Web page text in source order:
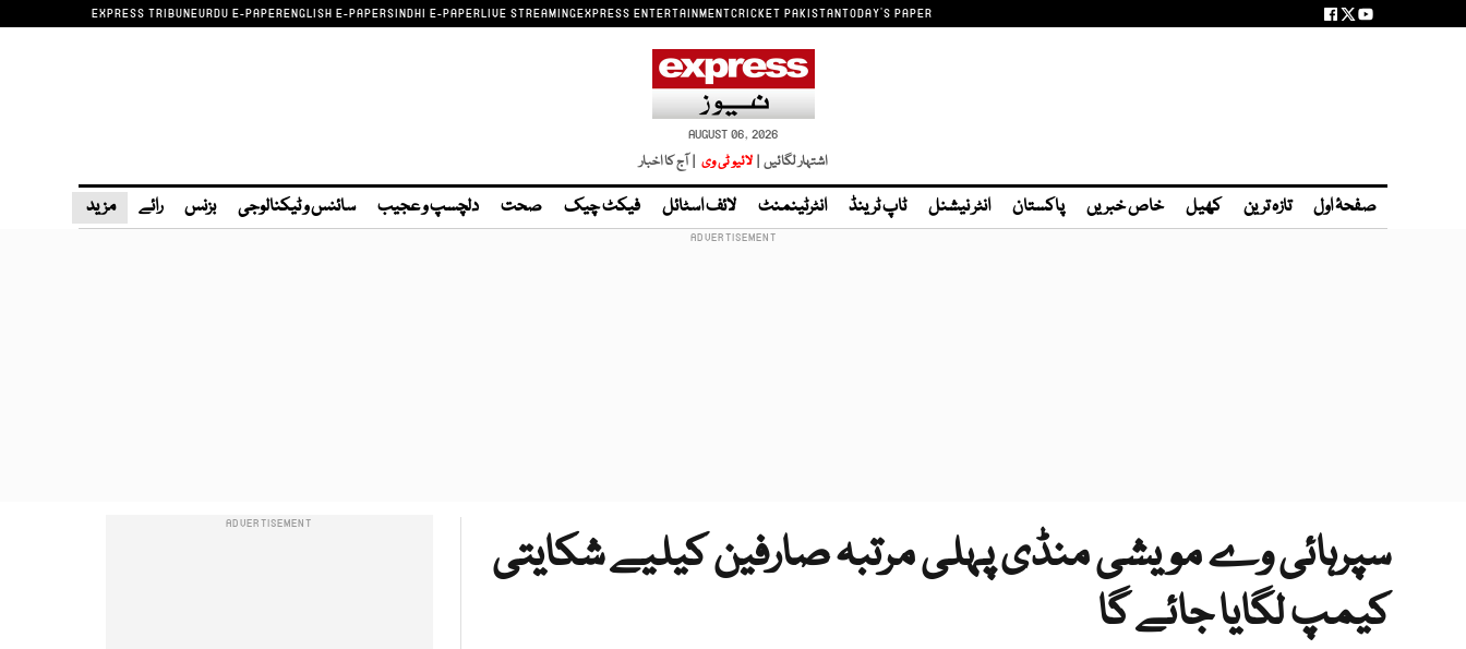
EXPRESS TRIBUNEURDU E-PAPERENGLISH E-PAPERSINDHI E-PAPERLIVE STREAMINGEXPRESS ENTERTAINMENTCRICKET PAKISTANTODAY'S PAPER
AUGUST 06, 2026
اشتہار لگائیں | لائیو ٹی وی | آج کا اخبار
صفحۂ اول تازہ ترین کھیل خاص خبریں پاکستان انٹر نیشنل ٹاپ ٹرینڈ انٹرٹینمنٹ لائف اسٹائل فیکٹ چیک صحت دلچسپ و عجیب سائنس و ٹیکنالوجی بزنس رائے مزید
سپرہائی وے مویشی منڈی پہلی مرتبہ صارفین کیلیے شکایتی
کیمپ لگایا جائے گا